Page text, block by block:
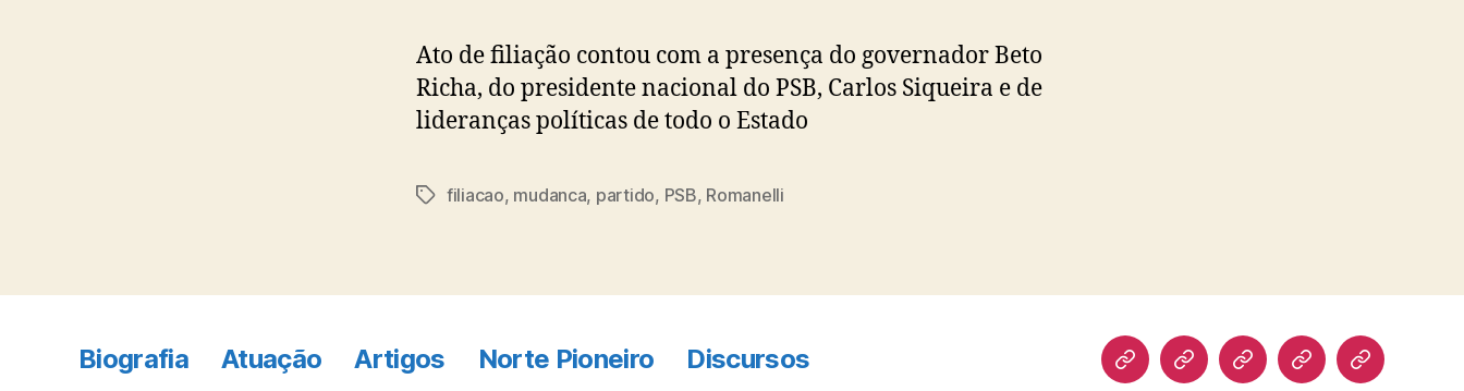
Ato de filiação contou com a presença do governador Beto
Richa, do presidente nacional do PSB, Carlos Siqueira e de
lideranças políticas de todo o Estado
Tagsfiliacao, mudanca, partido, PSB, Romanelli
Biografia Atuação Artigos Norte Pioneiro Discursos BiografiaAtuaçãoArtigosNorte Discursos